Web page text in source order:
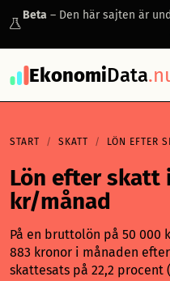
Beta – Den här sajten är
EkonomiData
START SKATT LÖN EFTER
Lön efter skatt
kr/månad
På en bruttolön på 50 000
883 kronor i månaden
skattesats på 22,2 procent